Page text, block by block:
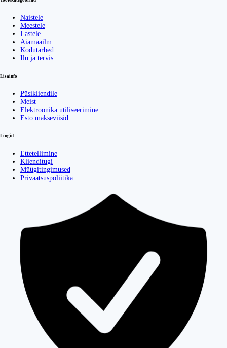
Naistele
Meestele
Lastele
Aiamaailm
Kodutarbed
Ilu ja tervis
Lisainfo
Püsikliendile
Meist
Elektroonika utiliseerimine
Esto makseviisid
Lingid
Ettetellimine
Klienditugi
Müügitingimused
Privaatsuspoliitika